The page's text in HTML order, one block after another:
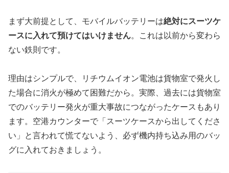
まず大前提として、モバイルバッテリーは絶対にスーツケ
ースに入れて預けてはいけません。これは以前から変わら
ない鉄則です。
理由はシンプルで、リチウムイオン電池は貨物室で発火し
た場合に消火が極めて困難だから。実際、過去には貨物室
でのバッテリー発火が重大事故につながったケースもあり
ます。空港カウンターで「スーツケースから出してくださ
い」と言われて慌てないよう、必ず機内持ち込み用のバッ
グに入れておきましょう。